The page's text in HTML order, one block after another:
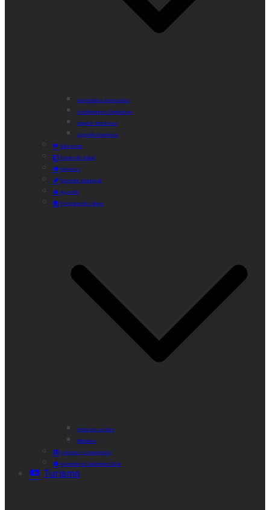
Actividades Semanales
Instalaciones Deportivas
Alquiler Bicicletas
Agenda Deportiva
Educación
Centro de Salud
Mayores
Comedor Municipal
Agenda
Préstamo de Libros
Punto de Lectura
Bibliobús
Velatorio y Cementerio
Atención al Ciudadano CAM
Turismo